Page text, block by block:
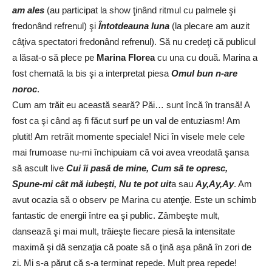
am ales (au participat la show ţinând ritmul cu palmele şi
fredonând refrenul) şi Întotdeauna luna (la plecare am auzit
câţiva spectatori fredonând refrenul). Să nu credeţi că publicul
a lăsat-o să plece pe Marina Floreacu una cu două. Marina a
fost chemată la bis şi a interpretat piesa Omul bun n-are
noroc.
Cum am trăit eu această seară? Păi… sunt încă în transă! A
fost ca şi când aş fi făcut surf pe un val de entuziasm! Am
plutit! Am retrăit momente speciale! Nici în visele mele cele
mai frumoase nu-mi închipuiam că voi avea vreodată şansa
să ascult live Cui îi pasă de mine, Cum să te opresc,
Spune-mi cât mă iubeşti, Nu te pot uita sau Ay,Ay,Ay. Am
avut ocazia să o observ pe Marina cu atenţie. Este un schimb
fantastic de energii între ea şi public. Zâmbeşte mult,
dansează şi mai mult, trăieşte fiecare piesă la intensitate
maximă şi dă senzaţia că poate să o ţină aşa până în zori de
zi. Mi s-a părut că s-a terminat repede. Mult prea repede!